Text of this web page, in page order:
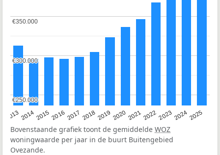
20132014201520162017 20182019 202020212022202320242025
€250.000
€250.000
€300.000
€300.000
€350.000
€350.000
Bovenstaande grafiek toont de gemiddelde WOZ
woningwaarde per jaar in de buurt Buitengebied
Ovezande.